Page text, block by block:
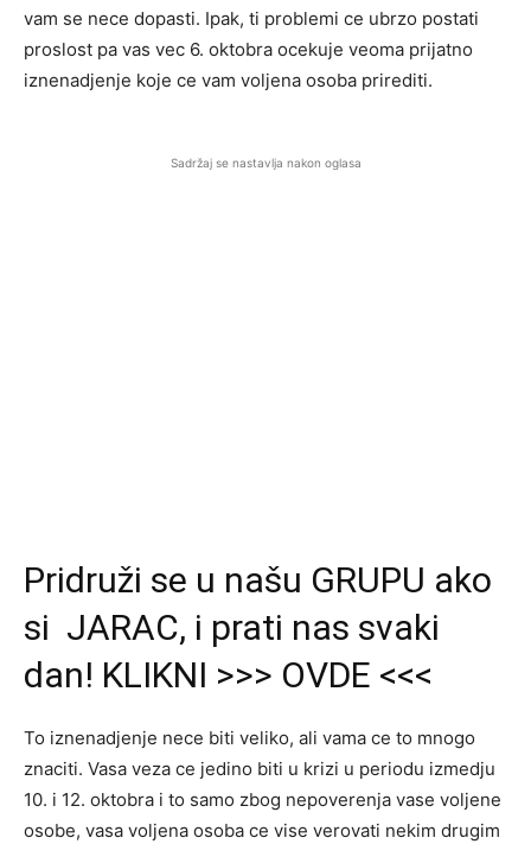
vam se nece dopasti. Ipak, ti problemi ce ubrzo postati
proslost pa vas vec 6. oktobra ocekuje veoma prijatno
iznenadjenje koje ce vam voljena osoba prirediti.
Sadržaj se nastavlja nakon oglasa
Pridruži se u našu GRUPU ako
si JARAC, i prati nas svaki
dan! KLIKNI >>> OVDE <<<
To iznenadjenje nece biti veliko, ali vama ce to mnogo
znaciti. Vasa veza ce jedino biti u krizi u periodu izmedju
10. i 12. oktobra i to samo zbog nepoverenja vase voljene
osobe, vasa voljena osoba ce vise verovati nekim drugim